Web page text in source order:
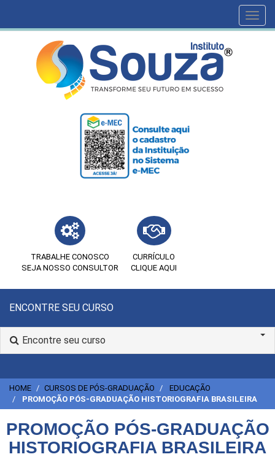
TRABALHE CONOSCO
SEJA NOSSO CONSULTOR
CURRÍCULO
CLIQUE AQUI
ENCONTRE SEU CURSO
Encontre seu curso
HOME CURSOS DE PÓS-GRADUAÇÃO
EDUCAÇÃO
PROMOÇÃO PÓS-GRADUAÇÃO HISTORIOGRAFIA BRASILEIRA
PROMOÇÃO PÓS-GRADUAÇÃO
HISTORIOGRAFIA BRASILEIRA